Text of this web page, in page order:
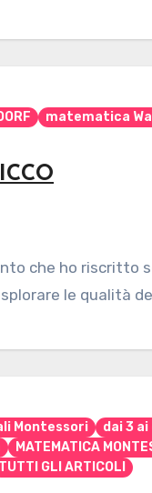
matematica
che ho
le qualità
Montessori dai 3
MATEMATICA
TUTTI GLI ARTICOLI